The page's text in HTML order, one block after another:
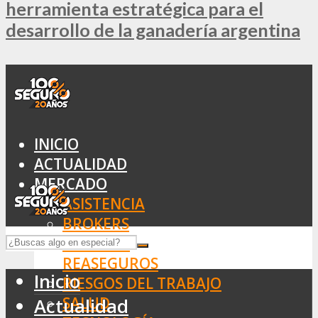
herramienta estratégica para el
desarrollo de la ganadería argentina
INICIO
ACTUALIDAD
MERCADO
ASISTENCIA
BROKERS
SEGUROS
REASEGUROS
RIESGOS DEL TRABAJO
SALUD
Inicio
Actualidad